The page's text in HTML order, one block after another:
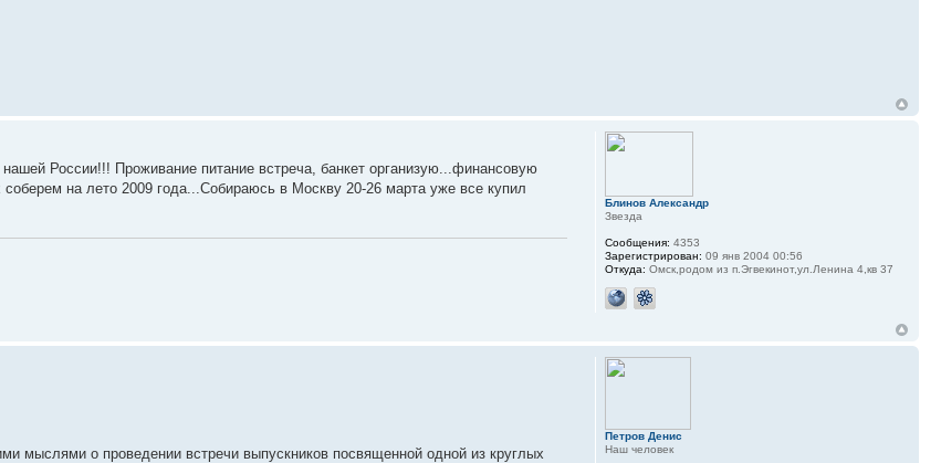
России!!! Проживание питание встреча, банкет организую...финансовую
на лето 2009 года...Собираюсь в Москву 20-26 марта уже все купил
Блинов Александр
Звезда
Сообщения: 4353
Зарегистрирован: 09 янв 2004 00:56
Откуда: Омск,родом из п.Эгвекинот,ул.Ленина 4,кв 37
мыслями о проведении встречи выпускников посвященной одной из круглых
Петров Денис
Наш человек